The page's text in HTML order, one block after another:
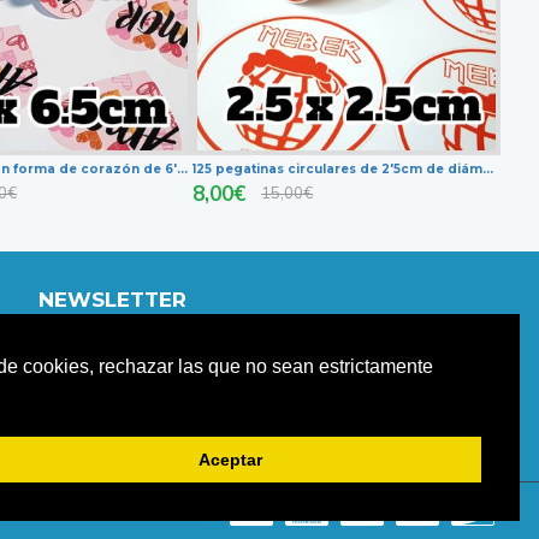
cookies, rechazar las que no sean estrictamente
Aceptar
100 pegatinas con forma de corazón de 6'5x6'5cm 125 pegatinas circulares de 2'5cm de diámetro
8,00€ 15,00€
NEWSLETTER
nuestras promociones y descuentos.